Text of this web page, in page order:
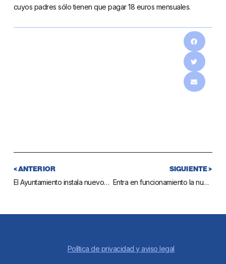
cuyos padres sólo tienen que pagar 18 euros mensuales.
< ANTERIOR
El Ayuntamiento instala nuevos buzones en el diseminado de La Alberquilla
SIGUIENTE >
Entra en funcionamiento la nueva conexión de la avenida Mare Nostrum con la autovía A-7
Política de privacidad y aviso legal